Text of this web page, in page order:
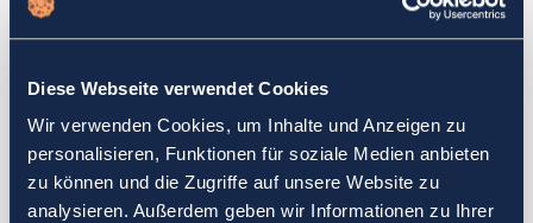
Diese Webseite verwendet Cookies
Wir verwenden Cookies, um Inhalte und Anzeigen zu
personalisieren, Funktionen für soziale Medien anbieten
zu können und die Zugriffe auf unsere Website zu
analysieren. Außerdem geben wir Informationen zu Ihrer